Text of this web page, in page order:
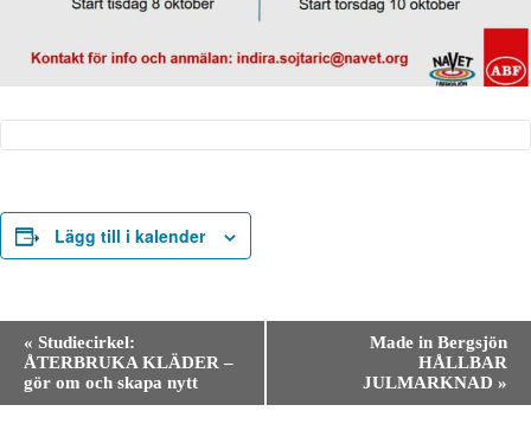
Lägg till i kalender
« Studiecirkel:
ÅTERBRUKA KLÄDER –
gör om och skapa nytt
Made in Bergsjön
HÅLLBAR
JULMARKNAD »